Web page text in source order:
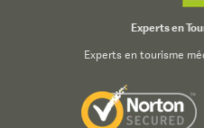
Experts en
Experts en tourisme